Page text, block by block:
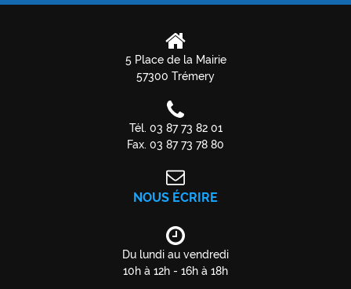
5 Place de la Mairie
57300 Trémery
Tél. 03 87 73 82 01
Fax. 03 87 73 78 80
NOUS ÉCRIRE
Du lundi au vendredi
10h à 12h - 16h à 18h